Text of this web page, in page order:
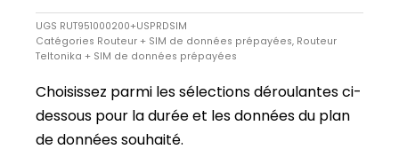
UGS RUT951000200+USPRDSIM
Catégories Routeur + SIM de données prépayées, Routeur
Teltonika + SIM de données prépayées
Choisissez parmi les sélections déroulantes ci-
dessous pour la durée et les données du plan
de données souhaité.